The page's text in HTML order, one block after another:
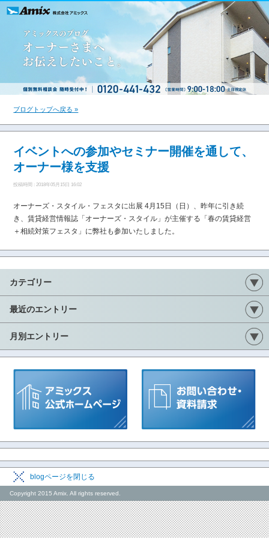
ブログトップへ戻る »
イベントへの参加やセミナー開催を通して、
オーナー様を支援
投稿時間 : 2018年05月15日 16:02
オーナーズ・スタイル・フェスタに出展 4月15日（日）、昨年に引き続
き、賃貸経営情報誌「オーナーズ・スタイル」が主催する「春の賃貸経営
＋相続対策フェスタ」に弊社も参加いたしました。
カテゴリー
最近のエントリー
月別エントリー
blogページを閉じる
Copyright 2015 Amix. All rights reserved.